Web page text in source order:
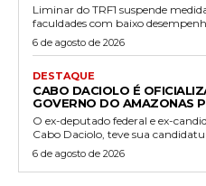
Liminar do TRF1 suspende
faculdades com baixo
6 de agosto de 2026
DESTAQUE
CABO DACIOLO É
GOVERNO DO AMAZONAS
O ex-deputado federal e ex-
Cabo Daciolo, teve sua
6 de agosto de 2026